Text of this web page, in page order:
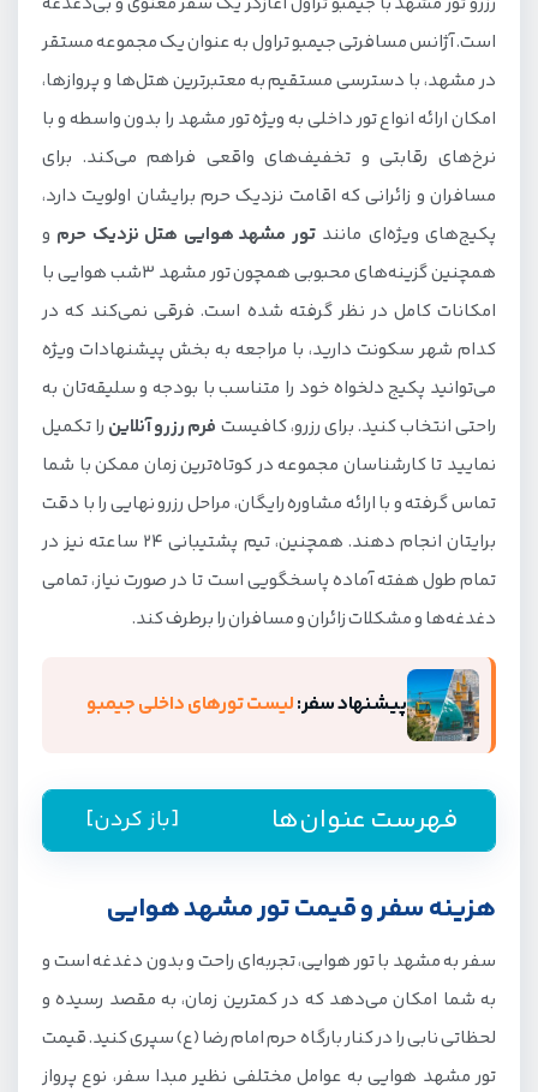
است. آژانس مسافرتی جیمبو تراول به عنوان یک مجموعه مستقر
در مشهد، با دسترسی مستقیم به معتبرترین هتل‌ها و پروازها،
امکان ارائه انواع تور داخلی به ویژه تور مشهد را بدون واسطه و با
نرخ‌های رقابتی و تخفیف‌های واقعی فراهم می‌کند. برای
مسافران و زائرانی که اقامت نزدیک حرم برایشان اولویت دارد،
پکیج‌های ویژه‌ای مانندتور مشهد هوایی هتل نزدیک حرم و
همچنین گزینه‌های محبوبی همچون تور مشهد ۳شب هوایی با
امکانات کامل در نظر گرفته شده است. فرقی نمی‌کند که در
کدام شهر سکونت دارید، با مراجعه به بخش پیشنهادات ویژه
می‌توانید پکیج دلخواه خود را متناسب با بودجه و سلیقه‌تان به
راحتی انتخاب کنید. برای رزرو، کافیست فرم رزرو آنلاین را تکمیل
نمایید تا کارشناسان مجموعه در کوتاه‌ترین زمان ممکن با شما
تماس گرفته و با ارائه مشاوره رایگان، مراحل رزرو نهایی را با دقت
برایتان انجام دهند. همچنین، تیم پشتیبانی 24 ساعته نیز در
تمام طول هفته آماده پاسخگویی است تا در صورت نیاز، تمامی
دغدغه‌ها و مشکلات زائران و مسافران را برطرف کند.
پیشنهاد سفر:لیست تورهای داخلی جیمبو
فهرست عنوان‌ها [باز کردن]
هزینه سفر و قیمت تور مشهد هوایی
تور لحظه آخری مشهد ارزان
شرایط و نحوه پرداخت تور اقساطی مشهد
تور مشهد هوایی هتل نزدیک حرم
هزینه سفر و قیمت تور مشهد هوایی
سفر به مشهد با تور هوایی، تجربه‌ای راحت و بدون دغدغه است و
به شما امکان می‌دهد که در کمترین زمان، به مقصد رسیده و
لحظاتی نابی را در کنار بارگاه حرم امام رضا (ع) سپری کنید. قیمت
تور مشهد هوایی به عوامل مختلفی نظیر مبدا سفر، نوع پرواز